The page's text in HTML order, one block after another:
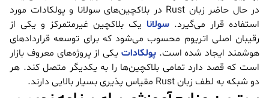
در حال حاضر زبان Rust در بلاکچین‌های سولانا و پولکادات مورد
استفاده قرار می‌گیرد. سولانایک بلاکچین غیرمتمرکز و یکی از
رقیبان اصلی اتریوم محسوب می‌شود که برای توسعه قراردادهای
هوشمند ایجاد شده است. پولکاداتیکی از پروژه‌های معروف بازار
است که قصد دارد تمامی بلاکچین‌ها را به یکدیگر متصل کند. هر
دو شبکه به لطف زبان Rust مقیاس پذیری بسیار بالایی دارند.